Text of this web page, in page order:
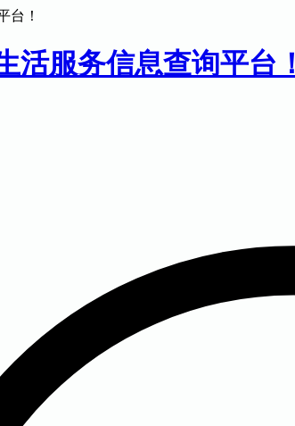
台！
活服务信息查询平台！